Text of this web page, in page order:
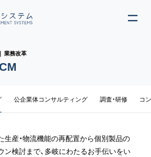
業務改革
公企業体コンサルティング 調査・研修 コ
生産・物流機能の再配置から個別製品の
ン検討まで、多岐にわたるお手伝いをい